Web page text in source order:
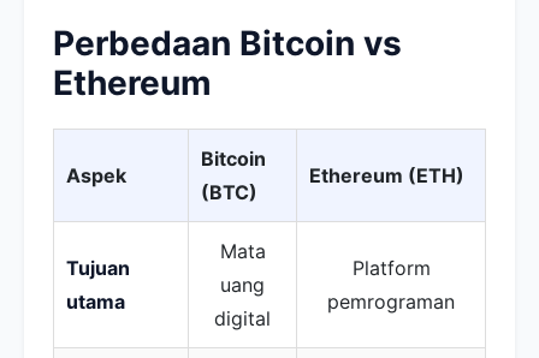
Perbedaan Bitcoin vs
Ethereum
Aspek
Bitcoin
(BTC)
Ethereum (ETH)
Tujuan
utama
Mata
uang
digital
Platform
pemrograman